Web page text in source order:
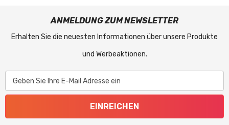
ANMELDUNG ZUM NEWSLETTER
Erhalten Sie die neuesten Informationen über unsere Produkte
und Werbeaktionen.
Geben Sie Ihre E-Mail Adresse ein
EINREICHEN